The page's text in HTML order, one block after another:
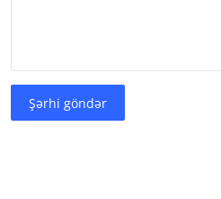
Şərhi göndər